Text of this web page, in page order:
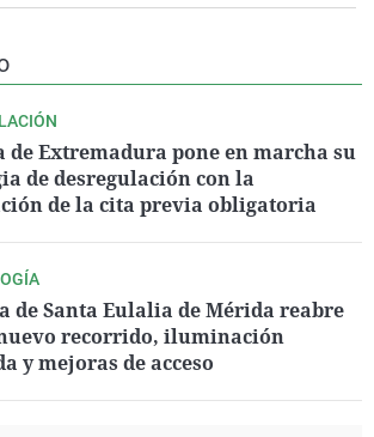
de Extremadura pone en marcha su
de desregulación con la
de la cita previa obligatoria
de Santa Eulalia de Mérida reabre
recorrido, iluminación
y mejoras de acceso